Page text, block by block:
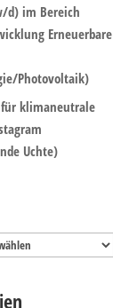
d) im Bereich
Erneuerbare
Photovoltaik)
klimaneutrale
Uchte)